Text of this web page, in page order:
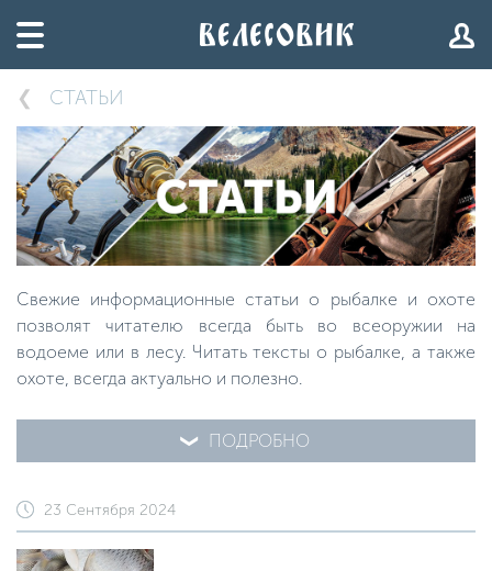
СТАТЬИ
Свежие информационные статьи о рыбалке и охоте
позволят читателю всегда быть во всеоружии на
водоеме или в лесу. Читать тексты о рыбалке, а также
охоте, всегда актуально и полезно.
ПОДРОБНО
23 Сентября 2024